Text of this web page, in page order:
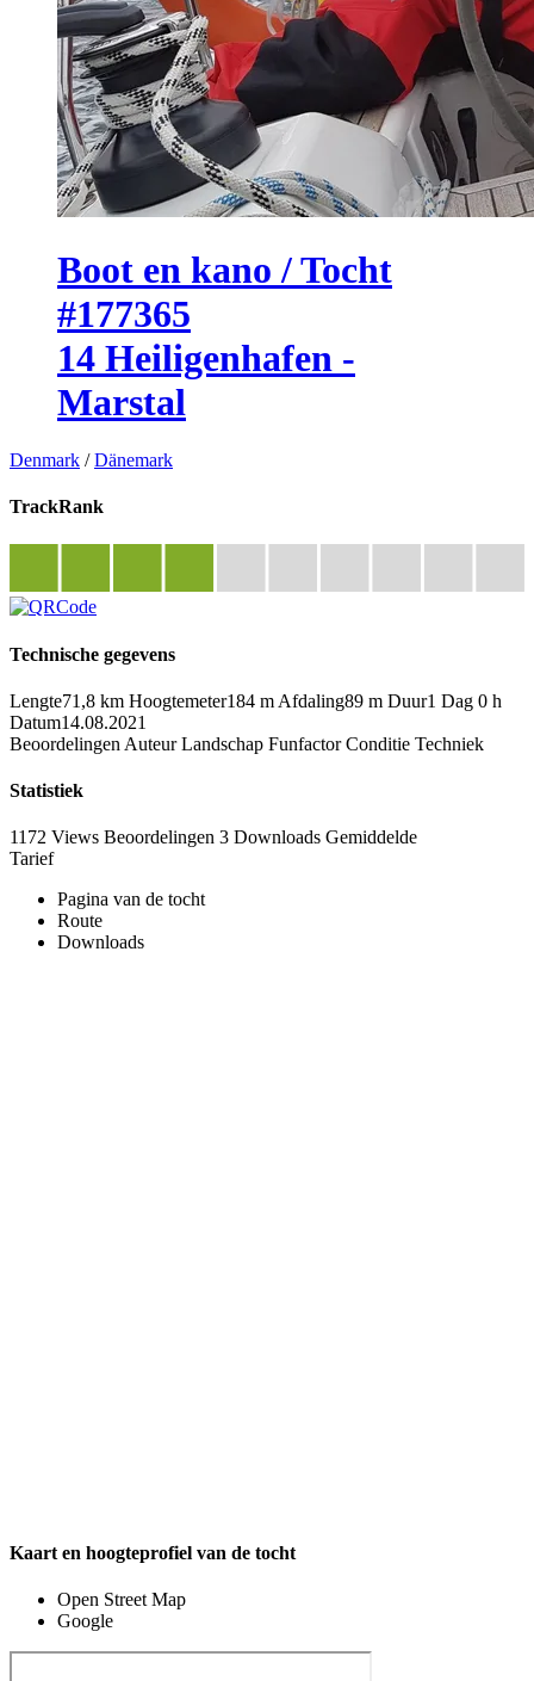
Boot en kano / Tocht
#177365
14 Heiligenhafen -
Marstal
Denmark /Dänemark
TrackRank
Technische gegevens
Lengte71,8 km Hoogtemeter184 m Afdaling89 m Duur1 Dag 0 h
Datum14.08.2021
Beoordelingen Auteur Landschap Funfactor Conditie Techniek
Statistiek
1172 Views Beoordelingen 3 Downloads Gemiddelde
Tarief
Pagina van de tocht
Route
Downloads
Kaart en hoogteprofiel van de tocht
Open Street Map
Google